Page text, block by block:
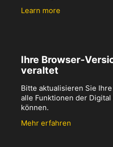
Learn more
Ihre Browser-
veraltet
Bitte aktualisieren Sie
alle Funktionen der
können.
Mehr erfahren